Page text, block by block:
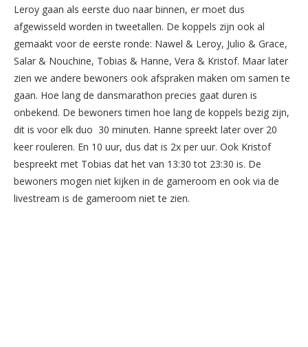
Leroy gaan als eerste duo naar binnen, er moet dus
afgewisseld worden in tweetallen. De koppels zijn ook al
gemaakt voor de eerste ronde: Nawel & Leroy, Julio & Grace,
Salar & Nouchine, Tobias & Hanne, Vera & Kristof. Maar later
zien we andere bewoners ook afspraken maken om samen te
gaan. Hoe lang de dansmarathon precies gaat duren is
onbekend. De bewoners timen hoe lang de koppels bezig zijn,
dit is voor elk duo 30 minuten. Hanne spreekt later over 20
keer rouleren. En 10 uur, dus dat is 2x per uur. Ook Kristof
bespreekt met Tobias dat het van 13:30 tot 23:30 is. De
bewoners mogen niet kijken in de gameroom en ook via de
livestream is de gameroom niet te zien.